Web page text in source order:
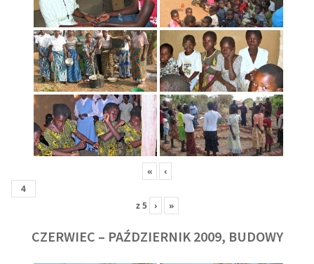
« ‹
z5 › »
CZERWIEC – PAŹDZIERNIK 2009, BUDOWY